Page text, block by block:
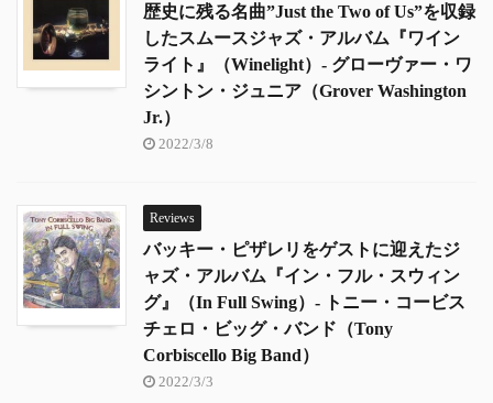
歴史に残る名曲”Just the Two of Us”を収録
したスムースジャズ・アルバム『ワイン
ライト』（Winelight）- グローヴァー・ワ
シントン・ジュニア（Grover Washington
Jr.）
2022/3/8
Reviews
バッキー・ピザレリをゲストに迎えたジ
ャズ・アルバム『イン・フル・スウィン
グ』（In Full Swing）- トニー・コービス
チェロ・ビッグ・バンド（Tony
Corbiscello Big Band）
2022/3/3